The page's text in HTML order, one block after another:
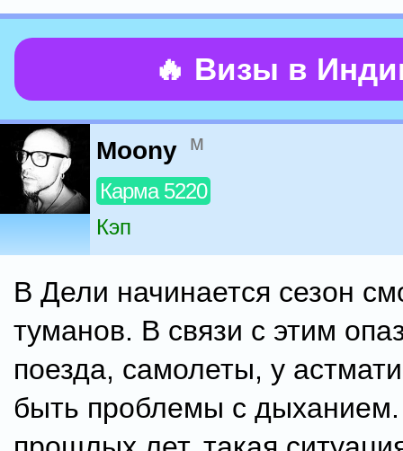
🔥 Визы в
Moony м
Карма 5220
Кэп
В Дели начинается сезон
туманов. В связи с этим
поезда, самолеты, у
быть проблемы с